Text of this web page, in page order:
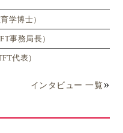
正確な英語を身につけ
に挑戦してみません
く、カリキュラムが体
学博士）
事務局長）
代表）
インタビュー 一覧